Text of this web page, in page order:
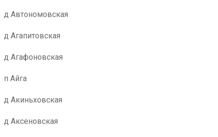
д Автономовская
д Агапитовская
д Агафоновская
п Айга
д Акиньховская
д Аксеновская